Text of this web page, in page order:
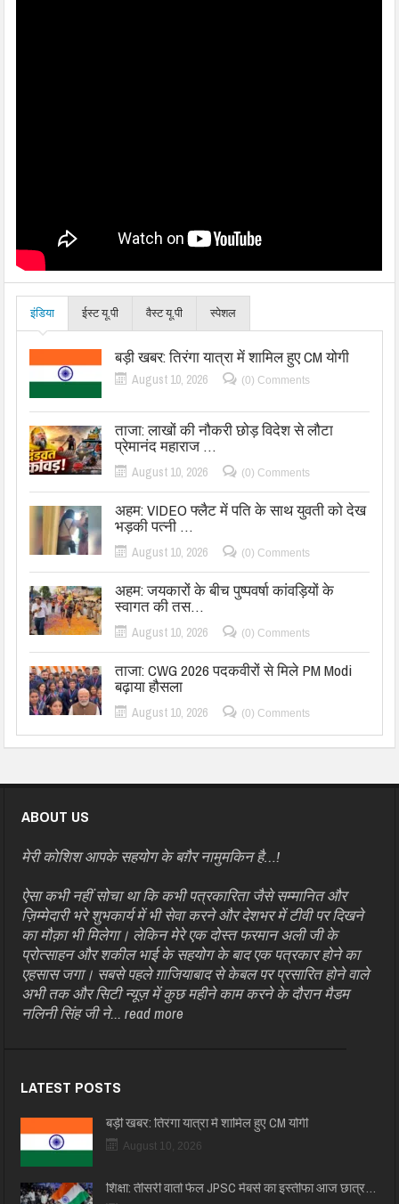
इंडिया ईस्ट यू.पी वैस्ट यू.पी स्पेशल
बड़ी खबर: तिरंगा यात्रा में शामिल हुए CM योगी
August 10, 2026 (0) Comments
ताजा: लाखों की नौकरी छोड़ विदेश से लौटा
प्रेमानंद महाराज …
August 10, 2026 (0) Comments
अहम: VIDEO फ्लैट में पति के साथ युवती को देख
भड़की पत्नी …
August 10, 2026 (0) Comments
अहम: जयकारों के बीच पुष्पवर्षा कांवड़ियों के
स्वागत की तस…
August 10, 2026 (0) Comments
ताजा: CWG 2026 पदकवीरों से मिले PM Modi
बढ़ाया हौसला
August 10, 2026 (0) Comments
ABOUT US
मेरी कोशिश आपके सहयोग के बग़ैर नामुमकिन है…!
ऐसा कभी नहीं सोचा था कि कभी पत्रकारिता जैसे सम्मानित और
ज़िम्मेदारी भरे शुभकार्य में भी सेवा करने और देशभर में टीवी पर दिखने
का मौक़ा भी मिलेगा। लेकिन मेरे एक दोस्त फरमान अली जी के
प्रोत्साहन और शकील भाई के सहयोग के बाद एक पत्रकार होने का
एहसास जगा। सबसे पहले ग़ाजियाबाद से केबल पर प्रसारित होने वाले
अभी तक और सिटी न्यूज़ में कुछ महीने काम करने के दौरान मैडम
नलिनी सिंह जी ने...read more
LATEST POSTS
बड़ी खबर: तिरंगा यात्रा में शामिल हुए CM योगी
August 10, 2026
शिक्षा: तीसरी वार्ता फेल JPSC मेंबर्स का इस्तीफा आज छात्र…